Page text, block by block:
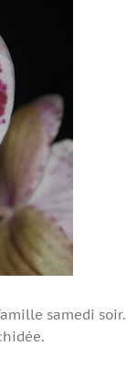
samedi soir.